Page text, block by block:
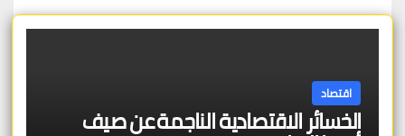
اقتصاد
الخسائر الاقتصادية الناجمة عن صيف